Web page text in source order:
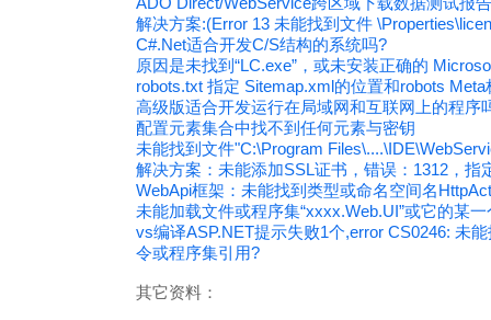
解决方案:(Error 13 未能找到文件
C#.Net适合开发C/S结构的系统吗?
原因是未找到“LC.exe”，或未安装正确的
robots.txt 指定 Sitemap.xml的位置和robots Meta
高级版适合开发运行在局域网和互联网上的程序
配置元素集合中找不到任何元素与密钥
未能找到文件"C:\Program
解决方案：未能添加SSL证书，错误：1312，
WebApi框架：未能找到类型或命名空间名
未能加载文件或程序集“xxxx.Web.UI”或它的某
vs编译ASP.NET提示失败1个,error CS0246: 未
令或程序集引用?
其它资料：